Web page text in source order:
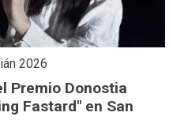
2026
Premio Donostia
Fastard" en San